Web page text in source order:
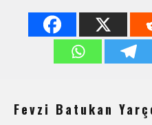
Fevzi Batukan